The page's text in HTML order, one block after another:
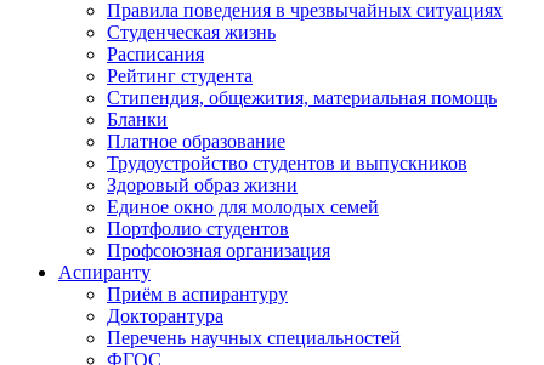
Правила поведения в чрезвычайных ситуациях
Студенческая жизнь
Расписания
Рейтинг студента
Стипендия, общежития, материальная помощь
Бланки
Платное образование
Трудоустройство студентов и выпускников
Здоровый образ жизни
Единое окно для молодых семей
Портфолио студентов
Профсоюзная организация
Аспиранту
Приём в аспирантуру
Докторантура
Перечень научных специальностей
ФГОС